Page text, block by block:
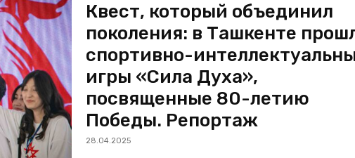
Квест, который объединил
поколения: в Ташкенте
спортивно-
игры «Сила Духа»,
посвященные 80-летию
Победы. Репортаж
28.04.2025